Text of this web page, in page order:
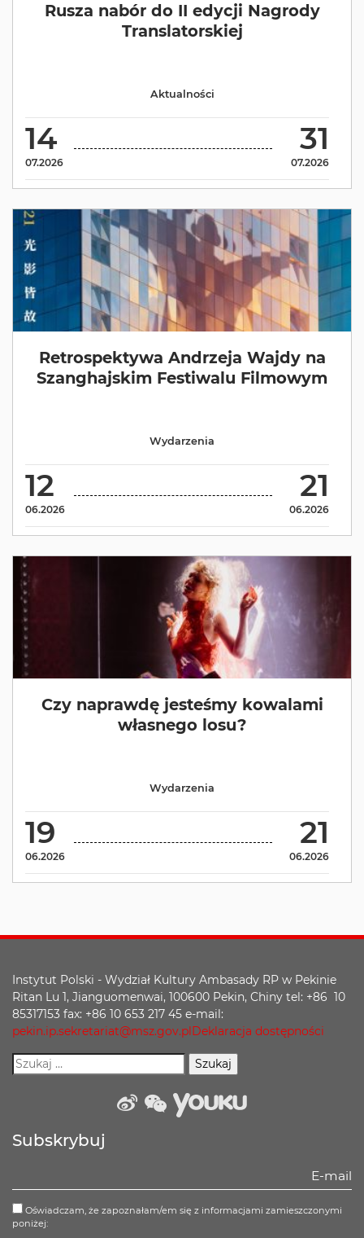
Rusza nabór do II edycji Nagrody
Translatorskiej
14
07.2026
31
07.2026
Aktualności
Retrospektywa Andrzeja Wajdy na
Szanghajskim Festiwalu Filmowym
12
06.2026
21
06.2026
Wydarzenia
Czy naprawdę jesteśmy kowalami
własnego losu?
19
06.2026
21
06.2026
Wydarzenia
Instytut Polski - Wydział Kultury Ambasady RP w Pekinie
Ritan Lu 1, Jianguomenwai, 100600 Pekin, Chiny tel: +86 10
85317153 fax: +86 10 653 217 45 e-mail:
pekin.ip.sekretariat@msz.gov.plDeklaracja dostępności
Subskrybuj
Oświadczam, że zapoznałam/em się z informacjami zamieszczonymi
poniżej: